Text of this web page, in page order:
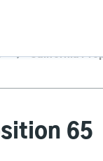
California
65